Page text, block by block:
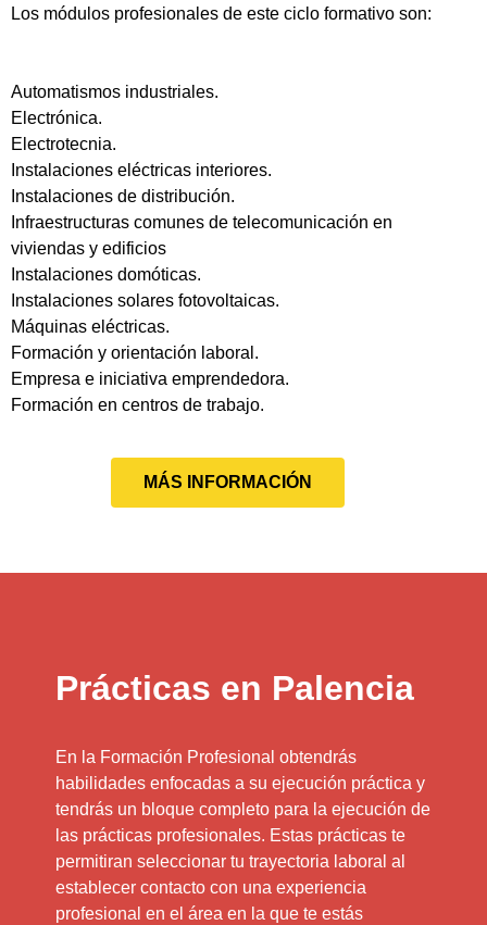
Los módulos profesionales de este ciclo formativo son:
Automatismos industriales.
Electrónica.
Electrotecnia.
Instalaciones eléctricas interiores.
Instalaciones de distribución.
Infraestructuras comunes de telecomunicación en
viviendas y edificios
Instalaciones domóticas.
Instalaciones solares fotovoltaicas.
Máquinas eléctricas.
Formación y orientación laboral.
Empresa e iniciativa emprendedora.
Formación en centros de trabajo.
MÁS INFORMACIÓN
Prácticas en Palencia
En la Formación Profesional obtendrás
habilidades enfocadas a su ejecución práctica y
tendrás un bloque completo para la ejecución de
las prácticas profesionales. Estas prácticas te
permitiran seleccionar tu trayectoria laboral al
establecer contacto con una experiencia
profesional en el área en la que te estás